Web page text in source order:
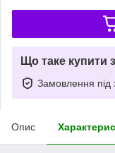
Що таке купити
Замовлення під
Опис